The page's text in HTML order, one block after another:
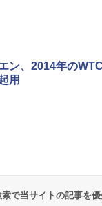
ン、2014年の
用
で当サイトの記事を